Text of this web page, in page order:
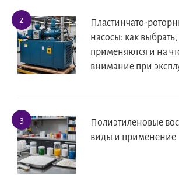
Пластинчато-
насосы: как выбрать,
применяются и на
внимание при
Полиэтиленовые
виды и применение